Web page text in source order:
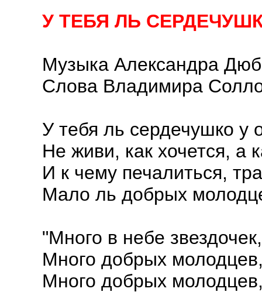
У ТЕБЯ ЛЬ
Музыка Александра
Слова Владимира
У тебя ль сердечушко у
Не живи, как хочется, а
И к чему печалиться,
Мало ль добрых
"Много в небе
Много добрых
Много добрых